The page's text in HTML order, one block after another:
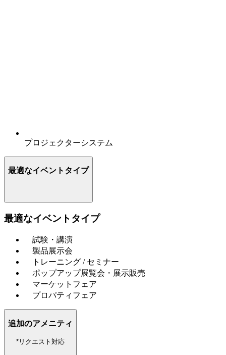
プロジェクターシステム
最適なイベントタイプ
最適なイベントタイプ
試験・講演
製品展示会
トレーニング / セミナー
ポップアップ展覧会・展示販売
マーケットフェア
プロパティフェア
追加のアメニティ
*リクエスト対応